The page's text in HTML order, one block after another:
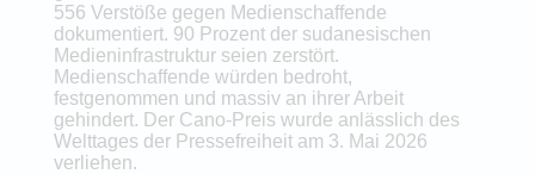
556 Verstöße gegen Medienschaffende
dokumentiert. 90 Prozent der sudanesischen
Medieninfrastruktur seien zerstört.
Medienschaffende würden bedroht,
festgenommen und massiv an ihrer Arbeit
gehindert. Der Cano-Preis wurde anlässlich des
Welttages der Pressefreiheit am 3. Mai 2026
verliehen.